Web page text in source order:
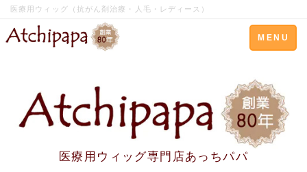
医療用ウィッグ（抗がん剤治療・人毛・レディース）
Toggle
navigation
MENU
医療用ウィッグ専門店あっちパパ